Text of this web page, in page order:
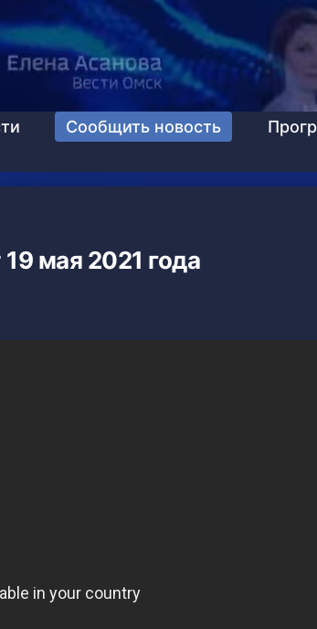
Сообщить новость
мая 2021 года